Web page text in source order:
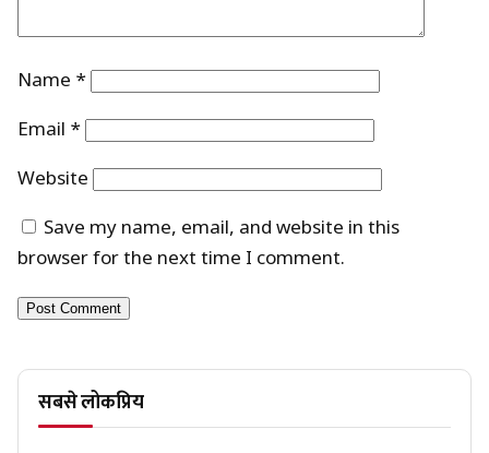
Name *
Email *
Website
Save my name, email, and website in this
browser for the next time I comment.
सबसे लोकप्रिय